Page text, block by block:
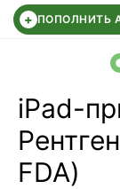
+ ПОПОЛНИТЬ
СБЕР
iPad-
FDA)